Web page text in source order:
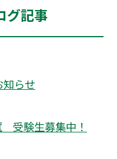
グ記事
知らせ
受験生募集中！